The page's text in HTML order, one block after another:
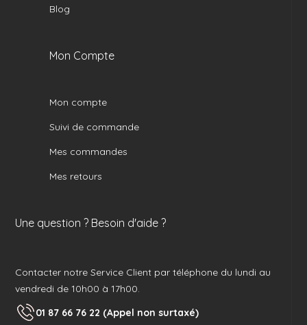
Blog
Mon Compte
Mon compte
Suivi de commande
Mes commandes
Mes retours
Une question ? Besoin d'aide ?
Contacter notre Service Client par téléphone du lundi au
vendredi de 10h00 à 17h00.
01 87 66 76 22 (Appel non surtaxé)